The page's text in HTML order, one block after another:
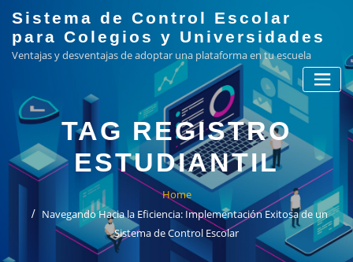
content
Sistema de Control Escolar
para Colegios y Universidades
Ventajas y desventajas de adoptar una plataforma en tu escuela
TAG REGISTRO
ESTUDIANTIL
Home
Navegando Hacia la Eficiencia: Implementación Exitosa de un
Sistema de Control Escolar